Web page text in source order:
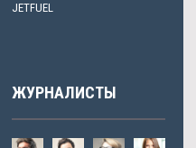
JETFUEL
ЖУРНАЛИСТЫ